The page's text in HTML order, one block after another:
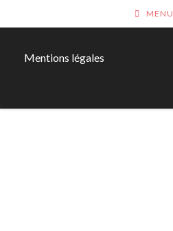
MENU
Mentions légales